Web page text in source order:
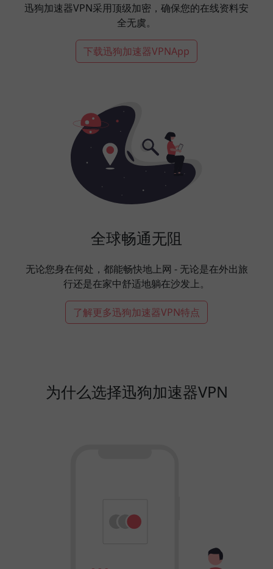
迅狗加速器VPN采用顶级加密，确保您的在线资料安
全无虞。
下载迅狗加速器VPNApp
全球畅通无阻
无论您身在何处，都能畅快地上网 - 无论是在外出旅
行还是在家中舒适地躺在沙发上。
了解更多迅狗加速器VPN特点
为什么选择迅狗加速器VPN